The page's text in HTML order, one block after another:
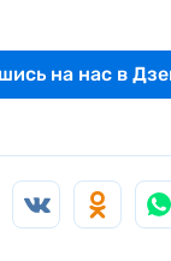
на нас в